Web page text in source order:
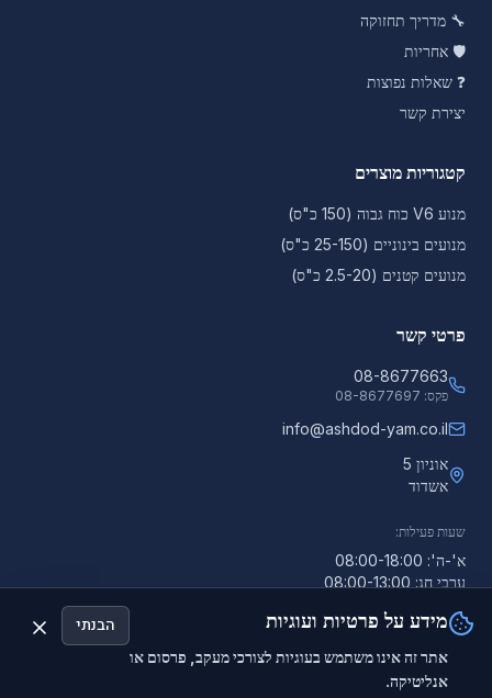
🔧 מדריך תחזוקה
🛡️ אחריות
❓ שאלות נפוצות
יצירת קשר
קטגוריות מוצרים
מנוע V6 כוח גבוה (150 כ"ס)
מנועים בינוניים (25-150 כ"ס)
מנועים קטנים (2.5-20 כ"ס)
פרטי קשר
08-8677663
פקס: 08-8677697
info@ashdod-yam.co.il
אוניון 5
אשדוד
שעות פעילות:
א'-ה': 08:00-18:00
ערבי חג: 08:00-13:00
מידע על פרטיות ועוגיות
אתר זה אינו משתמש בעוגיות לצורכי מעקב, פרסום או
אנליטיקה.
הבנתי